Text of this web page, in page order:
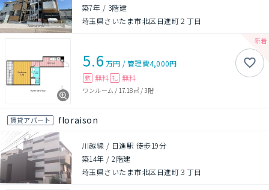
築7年 / 3階建
埼玉県さいたま市北区日進町２丁目
5.6 万円 /管理費4,000円
敷 無料 礼 無料
ワンルーム / 17.18㎡/3階
賃貸アパート floraison
川越線 / 日進駅 徒歩19分
築14年 /2階建
埼玉県さいたま市北区日進町３丁目